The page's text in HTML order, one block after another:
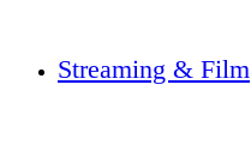
Streaming & Film